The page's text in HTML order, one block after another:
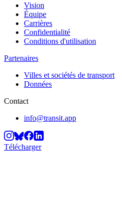
Vision
Équipe
Carrières
Confidentialité
Conditions d'utilisation
Partenaires
Villes et sociétés de transport
Données
Contact
info@transit.app
Télécharger